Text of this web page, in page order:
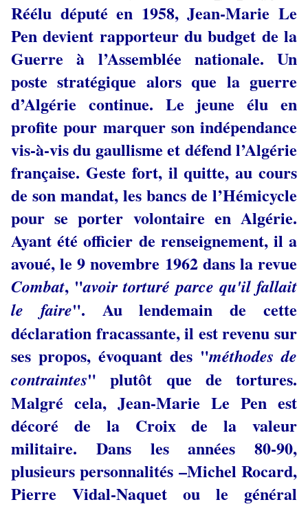
Réélu député en 1958, Jean-Marie Le
Pen devient rapporteur du budget de la
Guerre à l’Assemblée nationale. Un
poste stratégique alors que la guerre
d’Algérie continue. Le jeune élu en
profite pour marquer son indépendance
vis-à-vis du gaullisme et défend l’Algérie
française. Geste fort, il quitte, au cours
de son mandat, les bancs de l’Hémicycle
pour se porter volontaire en Algérie.
Ayant été officier de renseignement, il a
avoué, le 9 novembre 1962 dans la revue
Combat, "avoir torturé parce qu'il fallait
le faire". Au lendemain de cette
déclaration fracassante, il est revenu sur
ses propos, évoquant des "méthodes de
contraintes" plutôt que de tortures.
Malgré cela, Jean-Marie Le Pen est
décoré de la Croix de la valeur
militaire. Dans les années 80-90,
plusieurs personnalités –Michel Rocard,
Pierre Vidal-Naquet ou le général